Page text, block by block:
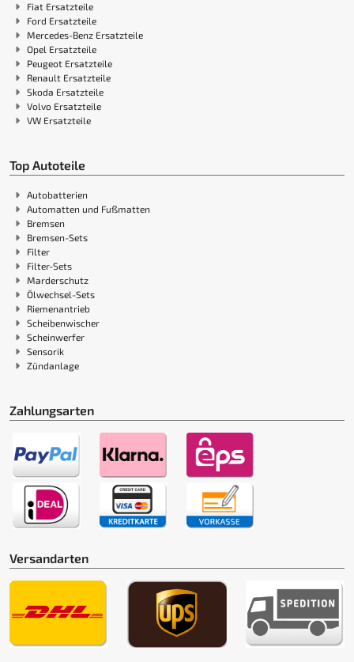
Fiat Ersatzteile
Ford Ersatzteile
Mercedes-Benz Ersatzteile
Opel Ersatzteile
Peugeot Ersatzteile
Renault Ersatzteile
Skoda Ersatzteile
Volvo Ersatzteile
VW Ersatzteile
Top Autoteile
Autobatterien
Automatten und Fußmatten
Bremsen
Bremsen-Sets
Filter
Filter-Sets
Marderschutz
Ölwechsel-Sets
Riemenantrieb
Scheibenwischer
Scheinwerfer
Sensorik
Zündanlage
Zahlungsarten
Versandarten